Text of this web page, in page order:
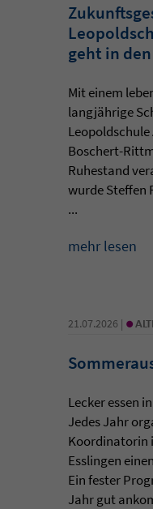
geht in
Mit einem
langjährige
Boschert-
Ruhestand
wurde Steffen
...
mehr lesen
21.07.2026 | •
Lecker essen
Jedes Jahr
Koordinatorin
Esslingen
Ein fester
Jahr gut